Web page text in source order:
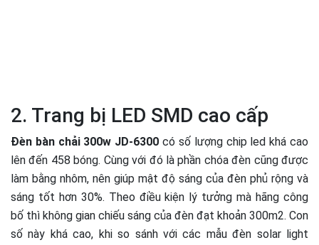
2. Trang bị LED SMD cao cấp
Đèn bàn chải 300w JD-6300 có số lượng chip led khá cao
lên đến 458 bóng. Cùng với đó là phần chóa đèn cũng được
làm bằng nhôm, nên giúp mật độ sáng của đèn phủ rộng và
sáng tốt hơn 30%. Theo điều kiện lý tưởng mà hãng công
bố thì không gian chiếu sáng của đèn đạt khoản 300m2. Con
số này khá cao, khi so sánh với các mẫu đèn solar light